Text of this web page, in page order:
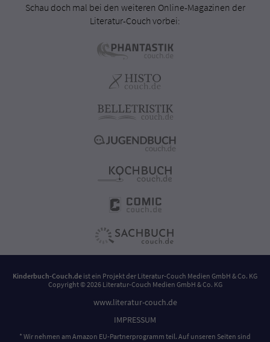
Schau doch mal bei den weiteren Online-Magazinen der
Literatur-Couch vorbei:
Kinderbuch-Couch.de ist ein Projekt der Literatur-Couch Medien GmbH & Co. KG
Copyright © 2026 Literatur-Couch Medien GmbH & Co. KG
www.literatur-couch.de
IMPRESSUM
* Wir nehmen am Amazon EU-Partnerprogramm teil. Auf unseren Seiten sind